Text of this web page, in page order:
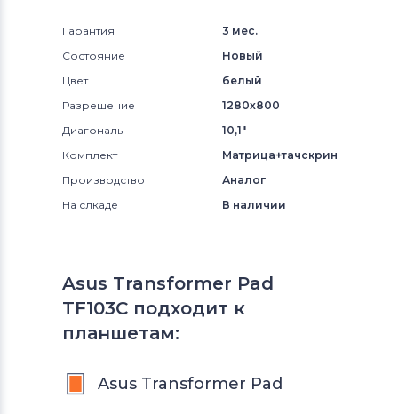
Гарантия
3 мес.
Состояние
Новый
Цвет
белый
Разрешение
1280x800
Диагональ
10,1"
Комплект
Матрица+тачскрин
Производство
Аналог
На слкаде
В наличии
Asus Transformer Pad
TF103C подходит к
планшетам:
Asus Transformer Pad